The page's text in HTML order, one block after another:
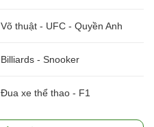
Võ thuật - UFC - Quyền Anh
Billiards - Snooker
Đua xe thể thao - F1